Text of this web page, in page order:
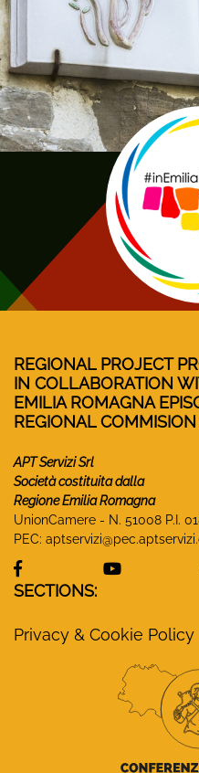
REGIONAL PROJECT
IN COLLABORATION
EMILIA ROMAGNA
REGIONAL
APT Servizi Srl
Società costituita dalla
Regione Emilia Romagna
UnionCamere - N. 51008 P.I.
PEC:
visit Monasteri Emilia-
visit
SECTIONS:
Privacy & Cookie Policy